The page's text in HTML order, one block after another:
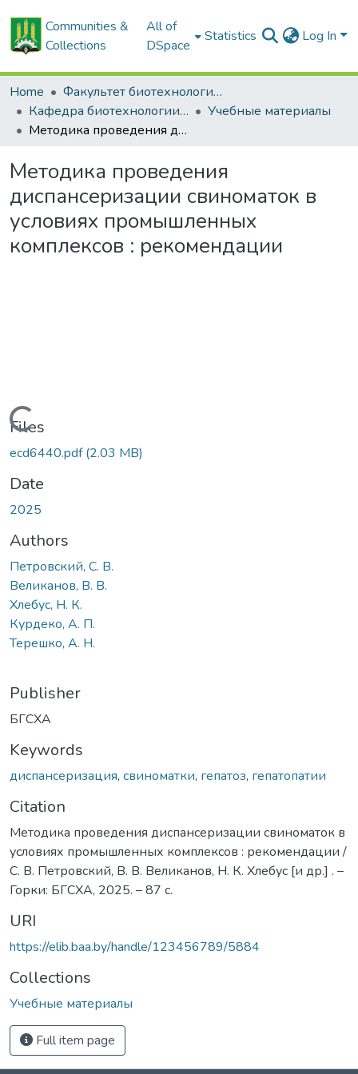
Communities &
Collections
All of
DSpace
Statistics Log In
Home
Факультет биотехнологии и аквакультуры
Кафедра биотехнологии и ветеринарной медицины
Учебные материалы
Методика проведения диспансеризации свиноматок в условиях промышленных комплексов : рекомендации
Методика проведения
диспансеризации свиноматок в
условиях промышленных
комплексов : рекомендации
Loading...
Files
ecd6440.pdf(2.03 MB)
Date
2025
Authors
Петровский, С. В.
Великанов, В. В.
Хлебус, Н. К.
Курдеко, А. П.
Терешко, А. Н.
Publisher
БГСХА
Keywords
диспансеризация, свиноматки, гепатоз, гепатопатии
Citation
Методика проведения диспансеризации свиноматок в
условиях промышленных комплексов : рекомендации /
С. В. Петровский, В. В. Великанов, Н. К. Хлебус [и др.] . –
Горки: БГСХА, 2025. – 87 с.
URI
https://elib.baa.by/handle/123456789/5884
Collections
Учебные материалы
Full item page